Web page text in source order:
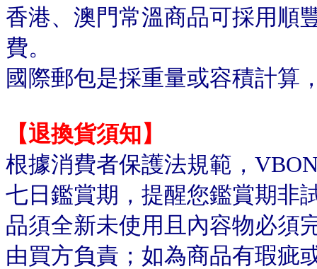
香港、澳門常溫商品可採用順
費。
國際郵包是採重量或容積計
【退換貨須知】
根據消費者保護法規範，
七日鑑賞期，提醒您鑑賞期非
品須全新未使用且內容物必須
由買方負責；如為商品有瑕疵